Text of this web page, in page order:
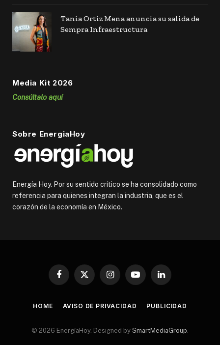
Tania Ortiz Mena anuncia su salida de
Sempra Infraestructura
Media Kit 2026
Consúltalo aquí
Sobre EnergiaHoy
Energía Hoy. Por su sentido crítico se ha consolidado como
referencia para quienes integran la industria, que es el
corazón de la economía en México.
Facebook
X
InstagramYouTubeLinkedIn
HOME AVISO DE PRIVACIDAD PUBLICIDAD
© 2026 EnergíaHoy. Designed by SmartMediaGroup